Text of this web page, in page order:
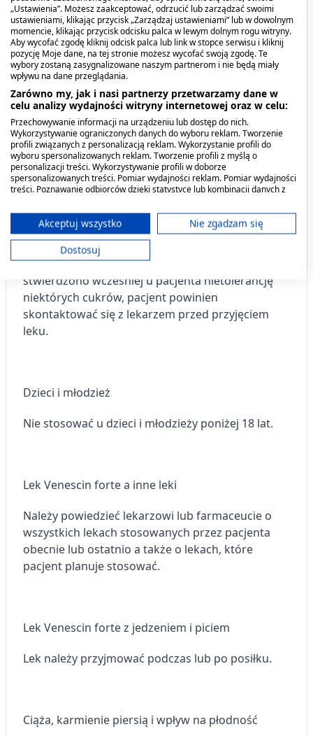
powinien przyjmować
produktu?
Kiedy nie stosować leku Venescin forte
- jeśli pacjent ma uczulenie na substancje czynne
lub którykolwiek z pozostałych składników tego
leku.
Zastosowanie w żylakach wymaga wcześniejszej
konsultacji z lekarzem. Lek Venescin forte zawiera
sacharozę i laktozę jednowodną. Jeżeli
stwierdzono wcześniej u pacjenta nietolerancję
niektórych cukrów, pacjent powinien
skontaktować się z lekarzem przed przyjęciem
leku.
Dzieci i młodzież
Nie stosować u dzieci i młodzieży poniżej 18 lat.
Lek Venescin forte a inne leki
Należy powiedzieć lekarzowi lub farmaceucie o
wszystkich lekach stosowanych przez pacjenta
obecnie lub ostatnio a także o lekach, które
pacjent planuje stosować.
Lek Venescin forte z jedzeniem i piciem
Lek należy przyjmować podczas lub po posiłku.
Ciąża, karmienie piersią i wpływ na płodność
„Ustawienia”. Możesz zaakceptować, odrzucić lub zarządzać swoimi
ustawieniami, klikając przycisk „Zarządzaj ustawieniami” lub w dowolnym
momencie, klikając przycisk odcisku palca w lewym dolnym rogu witryny.
Aby wycofać zgodę kliknij odcisk palca lub link w stopce serwisu i kliknij
pozycję Moje dane, na tej stronie możesz wycofać swoją zgodę. Te
wybory zostaną zasygnalizowane naszym partnerom i nie będą miały
wpływu na dane przeglądania.
Zarówno my, jak i nasi partnerzy przetwarzamy dane w
celu analizy wydajności witryny internetowej oraz w celu:
Przechowywanie informacji na urządzeniu lub dostęp do nich.
Wykorzystywanie ograniczonych danych do wyboru reklam. Tworzenie
profili związanych z personalizacją reklam. Wykorzystanie profili do
wyboru spersonalizowanych reklam. Tworzenie profili z myślą o
personalizacji treści. Wykorzystywanie profili w doborze
spersonalizowanych treści. Pomiar wydajności reklam. Pomiar wydajności
treści. Poznawanie odbiorców dzięki statystyce lub kombinacji danych z
ograniczonych danych do wyboru treści.
Dane mogą być udostępniane poza Unię Europejską i wysyłane do USA.
Twoja zgoda i polityka cookie dotyczą wyłącznie tej witryny/aplikacji.
Wyświetl listę partnerów (11 dostawców IAB)
Cele przetwarzania IAB:
Przechowywanie informacji na urządzeniu
lub dostęp do nich
Tworzenie profili w celu
spersonalizowanych treści
Pomiar efektywności reklam
Pomiar efektywności treści
Użycie dokładnych danych
Akceptuj wszystko
Nie zgadzam się
Dostosuj